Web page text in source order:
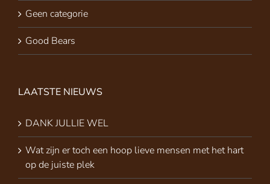
Geen categorie
Good Bears
LAATSTE NIEUWS
DANK JULLIE WEL
Wat zijn er toch een hoop lieve mensen met het hart
op de juiste plek